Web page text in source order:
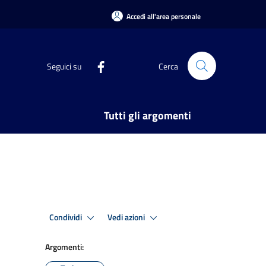
Accedi all'area personale
Seguici su Cerca
Tutti gli argomenti
Condividi Vedi azioni
Argomenti: